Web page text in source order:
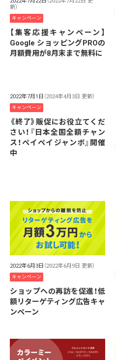
新）
キャンペーン
【集客応援キャンペーン】
Google ショッピングPROの
月額費用が8月末まで無料に
2022年7月1日 （2024年4月3日 更新）
キャンペーン
《終了》販促にお役立てくだ
さい！『日本全国全額チャン
ス！ペイペイジャンボ』開催
中
2022年6月3日 （2022年6月9日 更新）
キャンペーン
ショップへの再訪を促進！低
額リターゲティング広告キャ
ンペーン